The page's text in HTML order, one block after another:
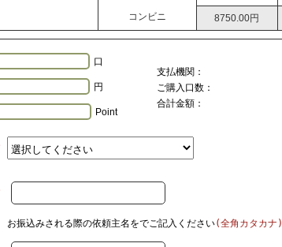
コンビニ 8750.00円
口
支払機関：
ご購入口数：
合計金額：
円
Point
お振込みされる際の依頼主名をでご記入ください(全角カタカナ)